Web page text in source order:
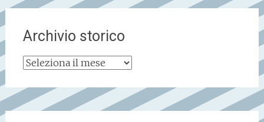
Archivio storico
Archivio